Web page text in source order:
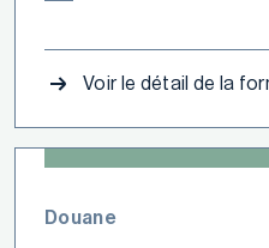
Voir le détail de la
Douane